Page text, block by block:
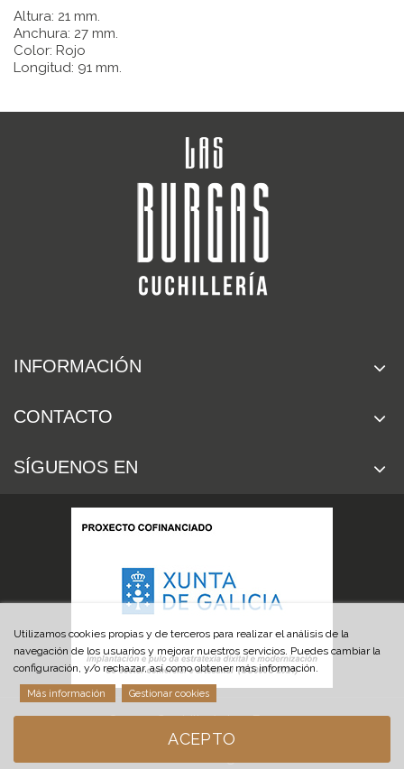
Altura: 21 mm.
Anchura: 27 mm.
Color: Rojo
Longitud: 91 mm.
INFORMACIÓN
CONTACTO
SÍGUENOS EN
Utilizamos cookies propias y de terceros para realizar el análisis de la
navegación de los usuarios y mejorar nuestros servicios. Puedes cambiar la
configuración, y/o rechazar, así como obtener más información.
Más información Gestionar cookies
ACEPTO
© 2019 Cuchillería Las Burgas